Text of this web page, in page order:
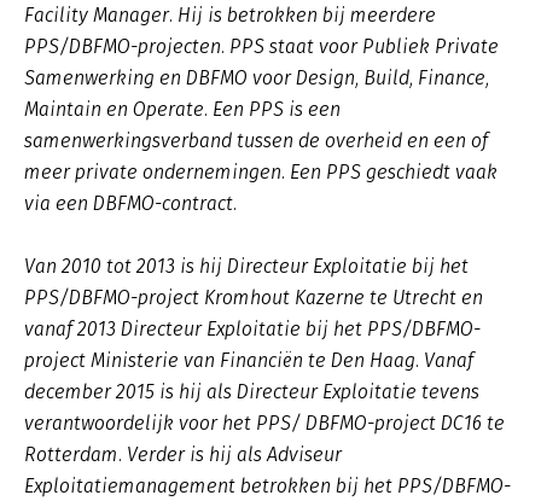
Facility Manager. Hij is betrokken bij meerdere
PPS/DBFMO-projecten. PPS staat voor Publiek Private
Samenwerking en DBFMO voor Design, Build, Finance,
Maintain en Operate. Een PPS is een
samenwerkingsverband tussen de overheid en een of
meer private ondernemingen. Een PPS geschiedt vaak
via een DBFMO-contract.
Van 2010 tot 2013 is hij Directeur Exploitatie bij het
PPS/DBFMO-project Kromhout Kazerne te Utrecht en
vanaf 2013 Directeur Exploitatie bij het PPS/DBFMO-
project Ministerie van Financiën te Den Haag. Vanaf
december 2015 is hij als Directeur Exploitatie tevens
verantwoordelijk voor het PPS/ DBFMO-project DC16 te
Rotterdam. Verder is hij als Adviseur
Exploitatiemanagement betrokken bij het PPS/DBFMO-